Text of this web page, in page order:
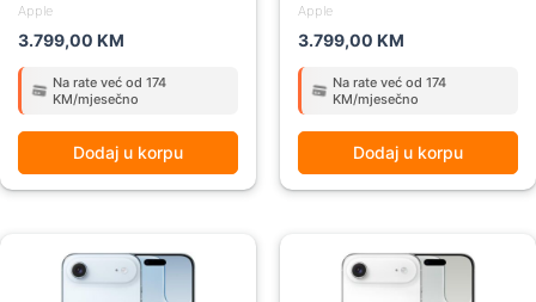
Apple
3.799,00 KM
Na rate već od 174
KM/mjesečno
Dodaj u korpu
Apple
3.799,00 KM
Na rate već od 174
KM/mjesečno
Dodaj u korpu